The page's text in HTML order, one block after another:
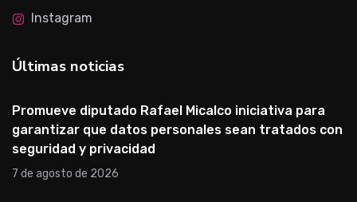
Instagram
Últimas noticias
Promueve diputado Rafael Micalco iniciativa para
garantizar que datos personales sean tratados con
seguridad y privacidad
7 de agosto de 2026